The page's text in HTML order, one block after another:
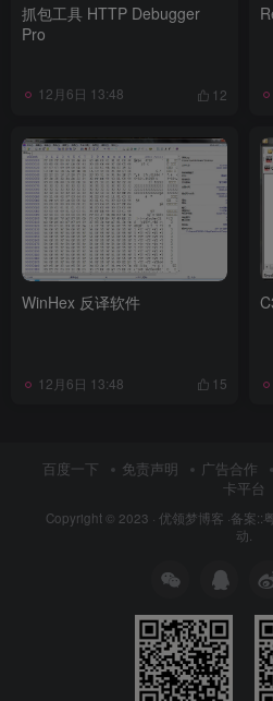
抓包工具 HTTP Debugger
Pro
12月6日 13:48 12
WinHex 反译软件
12月6日 13:48 15
百度一下 免责声明 广告合作
卡平台
Copyright © 2023 · 优领梦博客 ·备案::
动.